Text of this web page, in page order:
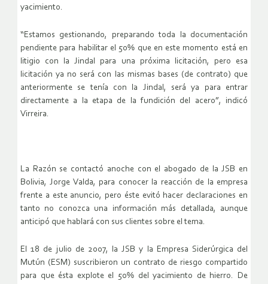
yacimiento.
“Estamos gestionando, preparando toda la documentación
pendiente para habilitar el 50% que en este momento está en
litigio con la Jindal para una próxima licitación, pero esa
licitación ya no será con las mismas bases (de contrato) que
anteriormente se tenía con la Jindal, será ya para entrar
directamente a la etapa de la fundición del acero”, indicó
Virreira.
La Razón se contactó anoche con el abogado de la JSB en
Bolivia, Jorge Valda, para conocer la reacción de la empresa
frente a este anuncio, pero éste evitó hacer declaraciones en
tanto no conozca una información más detallada, aunque
anticipó que hablará con sus clientes sobre el tema.
El 18 de julio de 2007, la JSB y la Empresa Siderúrgica del
Mutún (ESM) suscribieron un contrato de riesgo compartido
para que ésta explote el 50% del yacimiento de hierro. De